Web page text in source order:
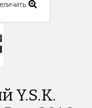
Y.S.K.